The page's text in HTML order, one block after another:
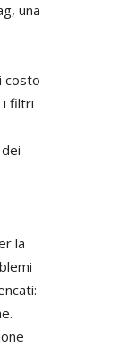
una
costo
i filtri
la